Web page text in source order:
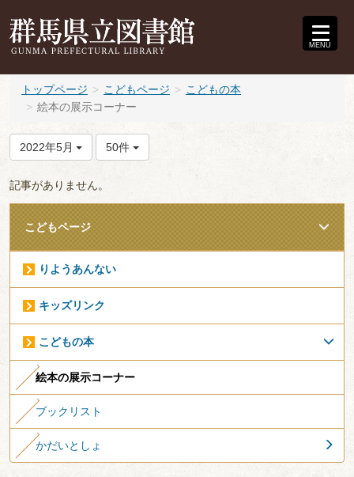
MENU
トップページ こどもページ
こどもの本
絵本の展示コーナー
2022年5月 50件
記事がありません。
こどもページ
りようあんない
キッズリンク
こどもの本
絵本の展示コーナー
ブックリスト
かだいとしょ